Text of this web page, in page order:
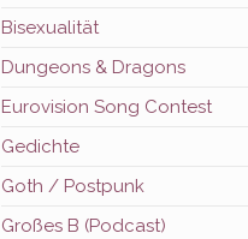
Bisexualität
Dungeons & Dragons
Eurovision Song Contest
Gedichte
Goth / Postpunk
Großes B (Podcast)